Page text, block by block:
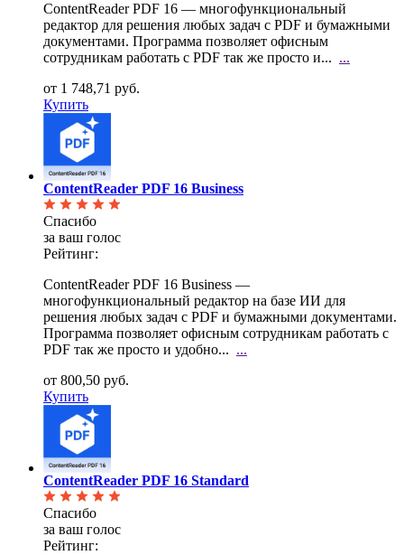
ContentReader PDF 16 — многофункциональный
редактор для решения любых задач с PDF и бумажными
документами. Программа позволяет офисным
сотрудникам работать с PDF так же просто и... ...
от 1 748,71 руб.
Купить
ContentReader PDF 16 Business
Спасибо
за ваш голос
Рейтинг:
ContentReader PDF 16 Business —
многофункциональный редактор на базе ИИ для
решения любых задач с PDF и бумажными документами.
Программа позволяет офисным сотрудникам работать с
PDF так же просто и удобно... ...
от 800,50 руб.
Купить
ContentReader PDF 16 Standard
Спасибо
за ваш голос
Рейтинг: